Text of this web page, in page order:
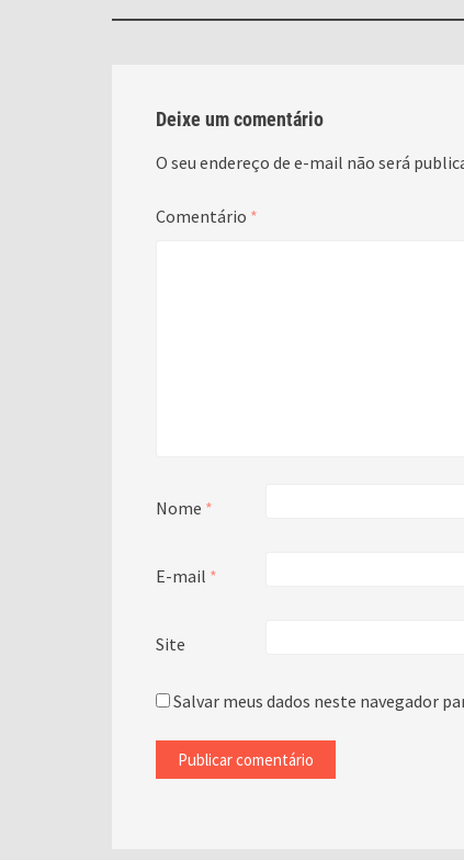
Deixe um comentário
O seu endereço de e-mail não será
Comentário *
Nome *
E-mail *
Site
Salvar meus dados neste navegador